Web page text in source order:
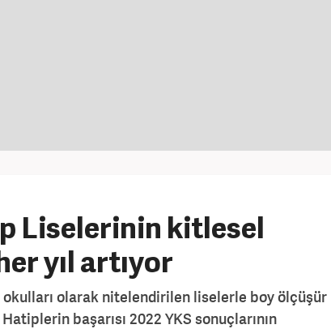
Liselerinin kitlesel
yıl artıyor
okulları olarak nitelendirilen liselerle boy ölçüşür
başarısı 2022 YKS sonuçlarının